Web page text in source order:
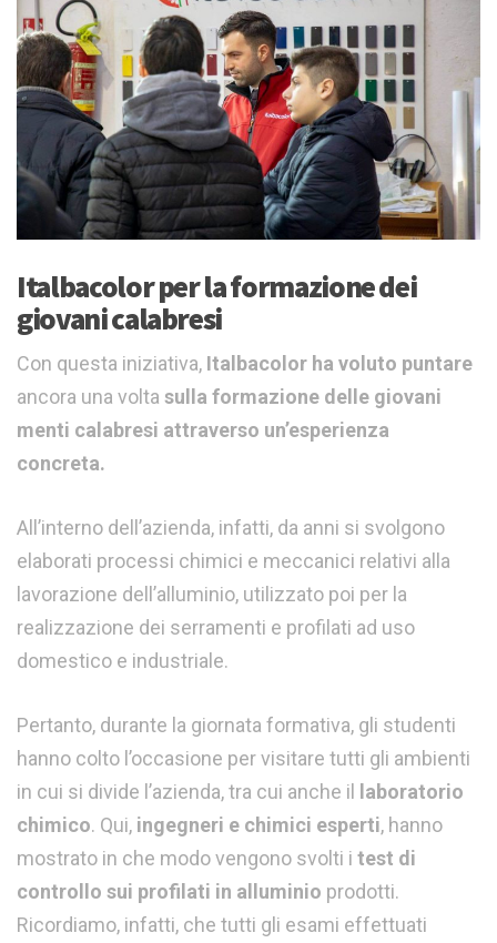
Italbacolor per la formazione dei
giovani calabresi
Con questa iniziativa, Italbacolor ha voluto puntare
ancora una volta sulla formazione delle giovani
menti calabresi attraverso un’esperienza
concreta.
All’interno dell’azienda, infatti, da anni si svolgono
elaborati processi chimici e meccanici relativi alla
lavorazione dell’alluminio, utilizzato poi per la
realizzazione dei serramenti e profilati ad uso
domestico e industriale.
Pertanto, durante la giornata formativa, gli studenti
hanno colto l’occasione per visitare tutti gli ambienti
in cui si divide l’azienda, tra cui anche il laboratorio
chimico. Qui, ingegneri e chimici esperti, hanno
mostrato in che modo vengono svolti i test di
controllo sui profilati in alluminio prodotti.
Ricordiamo, infatti, che tutti gli esami effettuati